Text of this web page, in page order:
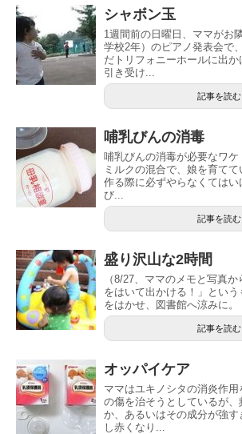
シャボン玉
1週間前の日曜日、ママがお
学校2年）のピアノ発表会で
だトリフォニーホールに出
引き受け...
記事を読む
哺乳びんの消毒
哺乳びんの消毒が必要なワケ
ミルクの混合で、娘を育て
作る際に必ずやらなくては
び...
記事を読む
盛り沢山な2時間
（8/27、ママのメモと写真
をはいて出かける！」とい
をはかせ、図書館へ涼みに。
記事を読む
オッパイケア
ママはユキノシタの消炎作
の傷を治そうとしているが
か、あるいはその成分が強
し赤くなり...